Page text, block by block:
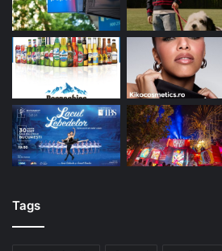
Tags